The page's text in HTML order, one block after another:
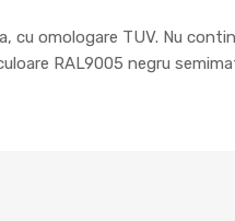
omologare TUV. Nu
RAL9005 negru